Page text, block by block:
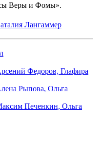
Веры и Фомы».
Лангаммер
Федоров, Глафира
Рыпова, Ольга
Печенкин, Ольга